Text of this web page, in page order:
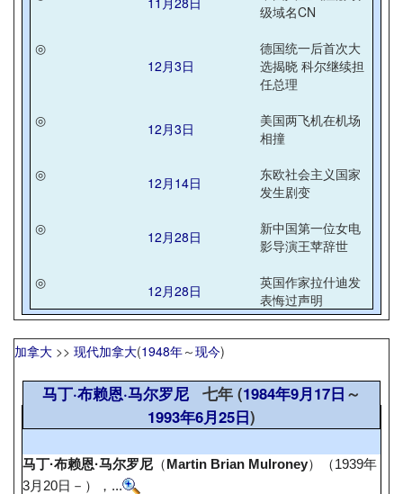
级域名CN
◎
12月3日
德国统一后首次大
选揭晓 科尔继续担
任总理
◎
12月3日
美国两飞机在机场
相撞
◎
12月14日
东欧社会主义国家
发生剧变
◎
12月28日
新中国第一位女电
影导演王苹辞世
◎
12月28日
英国作家拉什迪发
表悔过声明
加拿大 >> 现代加拿大(1948年～现今)
马丁·布赖恩·马尔罗尼七年 (1984年9月17日 ～
1993年6月25日)
马丁·布赖恩·马尔罗尼 （Martin Brian Mulroney）（1939年
3月20日 － ），...